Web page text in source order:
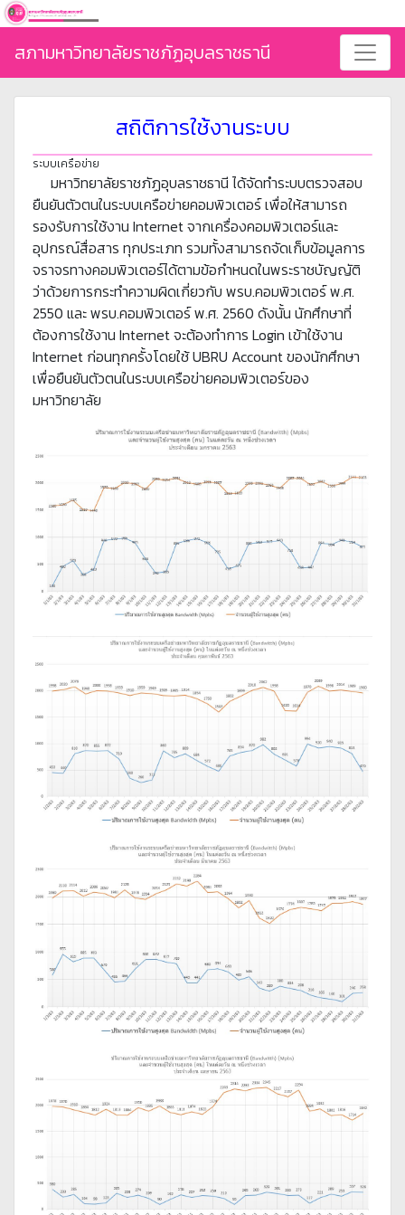
สภามหาวิทยาลัยราชภัฏอุบลราชธานี
สถิติการใช้งานระบบ
ระบบเครือข่าย
มหาวิทยาลัยราชภัฏอุบลราชธานี ได้จัดทำระบบตรวจสอบ
ยืนยันตัวตนในระบบเครือข่ายคอมพิวเตอร์ เพื่อให้สามารถ
รองรับการใช้งาน Internet จากเครื่องคอมพิวเตอร์และ
อุปกรณ์สื่อสาร ทุกประเภท รวมทั้งสามารถจัดเก็บข้อมูลการ
จราจรทางคอมพิวเตอร์ได้ตามข้อกำหนดในพระราชบัญญัติ
ว่าด้วยการกระทำความผิดเกี่ยวกับ พรบ.คอมพิวเตอร์ พ.ศ.
2550 และ พรบ.คอมพิวเตอร์ พ.ศ. 2560 ดังนั้น นักศึกษาที่
ต้องการใช้งาน Internet จะต้องทำการ Login เข้าใช้งาน
Internet ก่อนทุกครั้งโดยใช้ UBRU Account ของนักศึกษา
เพื่อยืนยันตัวตนในระบบเครือข่ายคอมพิวเตอร์ของ
มหาวิทยาลัย